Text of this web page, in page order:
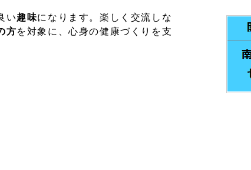
い趣味になります。楽しく交流しな
方を対象に、心身の健康づくりを支